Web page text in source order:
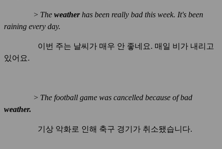
> The weatherhas been really bad this week. It's been
raining every day.
이번 주는 날씨가 매우 안 좋네요. 매일 비가 내리고
있어요.
> The football game was cancelled because of bad
weather.
기상 악화로 인해 축구 경기가 취소됐습니다.